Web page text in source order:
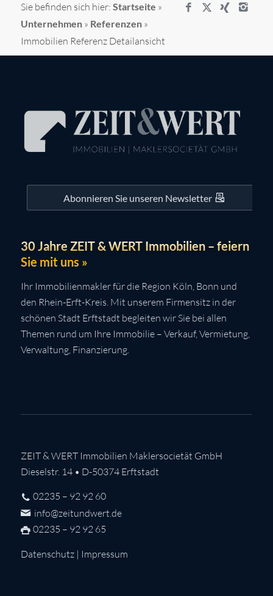
Sie befinden sich hier: Startseite »
Unternehmen» Referenzen»
Immobilien Referenz Detailansicht
Abonnieren Sie unseren Newsletter
30 Jahre ZEIT & WERT Immobilien – feiern
Sie mit uns »
Ihr Immobilienmakler für die Region Köln, Bonn und
den Rhein-Erft-Kreis. Mit unserem Firmensitz in der
schönen Stadt Erftstadt begleiten wir Sie bei allen
Themen rund um Ihre Immobilie – Verkauf, Vermietung,
Verwaltung, Finanzierung.
ZEIT & WERT Immobilien Maklersocietät GmbH
Dieselstr. 14 • D-50374 Erftstadt
02235 – 92 92 60
info@zeitundwert.de
02235 – 92 92 65
Datenschutz| Impressum